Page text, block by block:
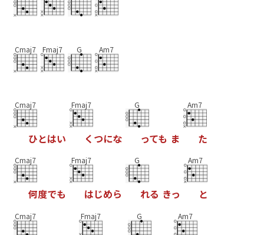
Cmaj7 Fmaj7 G Am7
Cmaj7
ひとはい
Fmaj7
く つにな
G
っても ま
Am7
た
Cmaj7
何度でも
Fmaj7
はじめら
G
れる きっ
Am7
と
Cmaj7 Fmaj7 G Am7